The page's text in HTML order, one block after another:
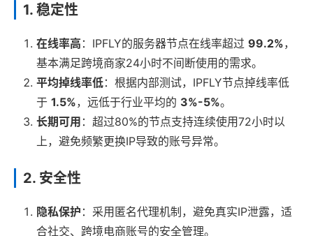
1. 稳定性
在线率高 ：IPFLY的服务器节点在线率超过 99.2%，
基本满足跨境商家24小时不间断使用的需求。
平均掉线率低：根据内部测试，IPFLY节点掉线率低
于 1.5%，远低于行业平均的 3%-5%。
长期可用 ：超过80%的节点支持连续使用72小时以
上，避免频繁更换IP导致的账号异常。
2. 安全性
隐私保护 ：采用匿名代理机制，避免真实IP泄露，适
合社交、跨境电商账号的安全管理。